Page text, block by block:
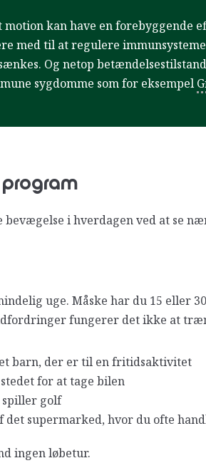
motion kan have en forebyggende
med til at regulere
Og netop
sygdomme som for eksempel
i hverdagen ved at se
uge. Måske har du 15 eller
fungerer det ikke at
barn, der er til en fritidsaktivitet
for at tage bilen
spiller golf
supermarked, hvor du ofte
ingen løbetur.